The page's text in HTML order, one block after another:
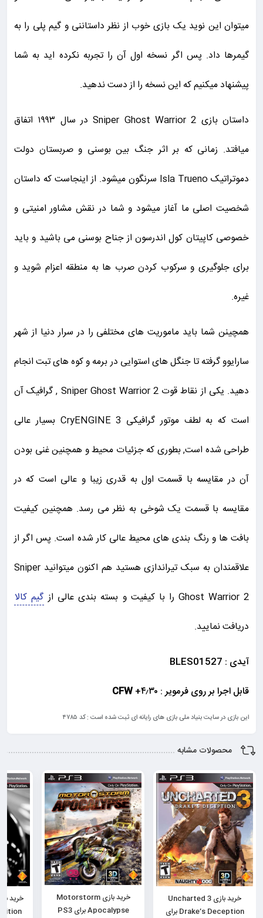
میتوان این نوید یک بازی خوب از نظر داستاننی و گیم پلی را به
گیمرها داد. پس اگر نسخه اول آن را تجربه نکرده اید به شما
پیشنهاد میکنیم که این نسخه را از دست ندهید.
داستان بازی Sniper Ghost Warrior 2 در سال ۱۹۹۳ اتفاق
میافتد. زمانی که بر اثر جنگ بین بوسنی و صربستان دولت
دموتراتیک Isla Trueno سرنگون میشود. از اینجاست که داستان
شخصیت اصلی ما آغاز میشود و شما در نقش مشاور امنیتی و
خصوصی کاپیتان کول اندرسون از جناح بوسنی می باشید و باید
برای جلوگیری و سرکوب کردن صرب ها به منطقه اعزام شوید و
غیره.
همچینن شما باید ماموریت های مختلفی را در سرار دنیا از شهر
سارایوو گرفته تا جنگل های استوایی در برمه و کوه های تبت انجام
دهید. یکی از نقاط قوت Sniper Ghost Warrior 2 , گرافیک آن
است که به لطف موتور گرافیکی CryENGINE 3 بسیار عالی
طراحی شده است, بطوری که جزئیات محیط و همچنین غنی بودن
آن در مقایسه با قسمت اول به قدری زیبا و عالی است که در
مقایسه با قسمت یک شوخی به نظر می رسد. همچنین کیفیت
بافت ها و رنگ بندی های محیط عالی کار شده است. پس اگر از
علاقمندان به سبک تیراندازی هستید هم اکنون میتوانید Sniper
Ghost Warrior 2 را با کیفیت و بسته بندی عالی از
گیم کالا
دریافت نمایید.
آیدی : BLES01527
قابل اجرا بر روی فرمویر :
CFW +۴٫۳۰
این بازی در سایت بنیاد ملی بازی های رایانه ای ثبت شده است : کد ۴۷۸۵
محصولات مشابه
خرید بازی Uncharted 3
Drake’s Deception برای
خرید بازی Motorstorm
Apocalypse برای PS3